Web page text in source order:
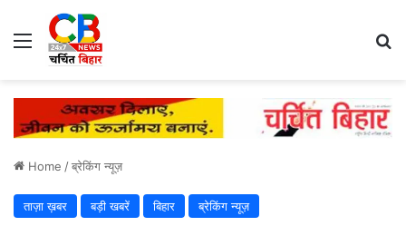
Menu
Home /ब्रेकिंग न्यूज़
ताज़ा ख़बर बड़ी खबरें बिहार ब्रेकिंग न्यूज़